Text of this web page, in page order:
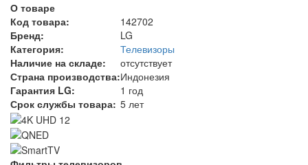
О товаре
Код товара:
142702
Бренд:
LG
Категория:
Телевизоры
Наличие на складе:
отсутствует
Страна производства:Индонезия
Гарантия LG:
1 год
Срок службы товара: 5 лет